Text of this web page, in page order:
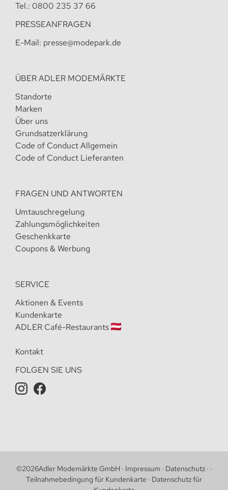
Tel.: 0800 235 37 66
PRESSEANFRAGEN
E-Mail: presse@modepark.de
ÜBER ADLER MODEMÄRKTE
Standorte
Marken
Über uns
Grundsatzerklärung
Code of Conduct Allgemein
Code of Conduct Lieferanten
FRAGEN UND ANTWORTEN
Umtauschregelung
Zahlungsmöglichkeiten
Geschenkkarte
Coupons & Werbung
SERVICE
Aktionen & Events
Kundenkarte
ADLER Café-Restaurants
Kontakt
FOLGEN SIE UNS
©2026Adler Modemärkte GmbH · Impressum · Datenschutz· ·
Teilnahmebedingung für Kundenkarte · Datenschutz für